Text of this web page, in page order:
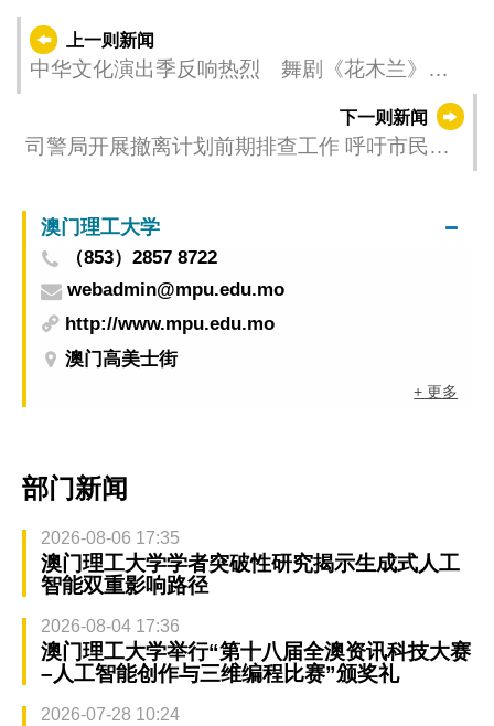
上一则新闻
中华文化演出季反响热烈 舞剧《花木兰》月
下一则新闻
司警局开展撤离计划前期排查工作 呼吁市民做
澳门理工大学
（853）2857 8722
webadmin@mpu.edu.mo
http://www.mpu.edu.mo
澳门高美士街
+ 更多
部门新闻
2026-08-06 17:35
澳门理工大学学者突破性研究揭示生成式人工
智能双重影响路径
2026-08-04 17:36
澳门理工大学举行“第十八届全澳资讯科技大赛
–人工智能创作与三维编程比赛”颁奖礼
2026-07-28 10:24